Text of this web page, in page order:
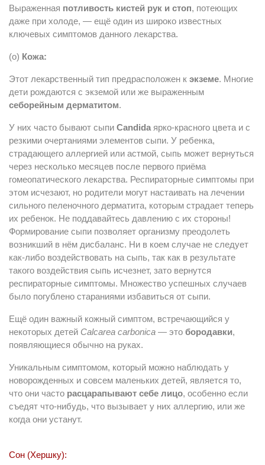
Выраженная потливость кистей рук и стоп, потеющих
даже при холоде, — ещё один из широко известных
ключевых симптомов данного лекарства.
(o) Кожа:
Этот лекарственный тип предрасположен к экземе. Многие
дети рождаются с экземой или же выраженным
себорейным дерматитом.
У них часто бывают сыпи Candida ярко-красного цвета и с
резкими очертаниями элементов сыпи. У ребенка,
страдающего аллергией или астмой, сыпь может вернуться
через несколько месяцев после первого приёма
гомеопатического лекарства. Респираторные симптомы при
этом исчезают, но родители могут настаивать на лечении
сильного пеленочного дерматита, которым страдает теперь
их ребенок. Не поддавайтесь давлению с их стороны!
Формирование сыпи позволяет организму преодолеть
возникший в нём дисбаланс. Ни в коем случае не следует
как-либо воздействовать на сыпь, так как в результате
такого воздействия сыпь исчезнет, зато вернутся
респираторные симптомы. Множество успешных случаев
было погублено стараниями избавиться от сыпи.
Ещё один важный кожный симптом, встречающийся у
некоторых детей Calcarea carbonica — это бородавки,
появляющиеся обычно на руках.
Уникальным симптомом, который можно наблюдать у
новорожденных и совсем маленьких детей, является то,
что они часто расцарапывают себе лицо, особенно если
съедят что-нибудь, что вызывает у них аллергию, или же
когда они устанут.
Сон (Хершку):